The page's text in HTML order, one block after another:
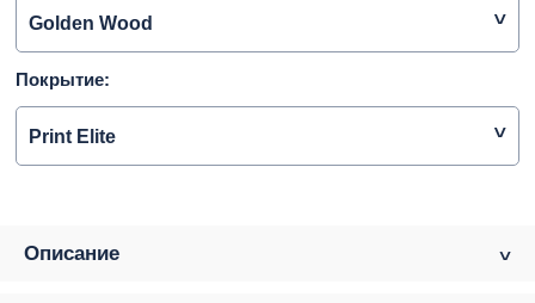
Golden Wood
Покрытие:
Print Elite
Описание